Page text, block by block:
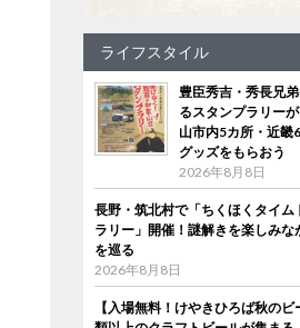
ライフスタイル
豊臣秀吉・秀長兄
るスタンプラリー
山市内5カ所・近畿
グッズをもらおう
2026年8月8日
長野・筑北村で「ちくほくタイム
ラリー」開催！謎解きを楽しみな
を巡る
2026年8月8日
【入場無料！けやきひろば秋の